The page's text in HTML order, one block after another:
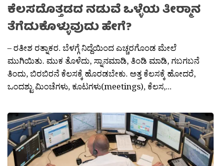
ಕೆಲಸದೊತ್ತಡದ ನಡುವೆ ಒಳ್ಳೆಯ ತೀರ‍್ಮಾನ
ತೆಗೆದುಕೊಳ್ಳುವುದು ಹೇಗೆ?
– ರತೀಶ ರತ್ನಾಕರ. ಬೆಳಗ್ಗೆ ನಿದ್ದೆಯಿಂದ ಎಚ್ಚರಗೊಂಡ ಮೇಲೆ
ಮುಗಿಯಿತು. ಮುಕ ತೊಳೆದು, ಸ್ನಾನಮಾಡಿ, ತಿಂಡಿ ಮಾಡಿ, ಗಬಗಬನೆ
ತಿಂದು, ಬಿರಬಿರನೆ ಕೆಲಸಕ್ಕೆ ಹೊರಡಬೇಕು. ಅತ್ತ ಕೆಲಸಕ್ಕೆ ಹೋದರೆ,
ಒಂದಶ್ಟು ಮಿಂಚೆಗಳು, ಕೂಟಗಳು(meetings), ಕೆಲಸ,...